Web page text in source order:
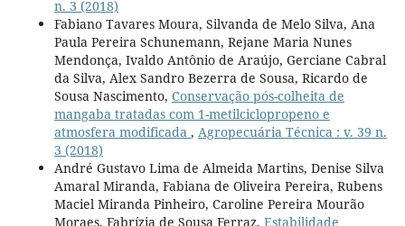
n. 3 (2018)
Fabiano Tavares Moura, Silvanda de Melo Silva, Ana
Paula Pereira Schunemann, Rejane Maria Nunes
Mendonça, Ivaldo Antônio de Araújo, Gerciane Cabral
da Silva, Alex Sandro Bezerra de Sousa, Ricardo de
Sousa Nascimento, Conservação pós-colheita de
mangaba tratadas com 1-metilciclopropeno e
atmosfera modificada , Agropecuária Técnica : v. 39 n.
3 (2018)
André Gustavo Lima de Almeida Martins, Denise Silva
Amaral Miranda, Fabiana de Oliveira Pereira, Rubens
Maciel Miranda Pinheiro, Caroline Pereira Mourão
Moraes, Fabrízia de Sousa Ferraz, Estabilidade